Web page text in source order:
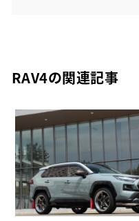
RAV4の関連記事